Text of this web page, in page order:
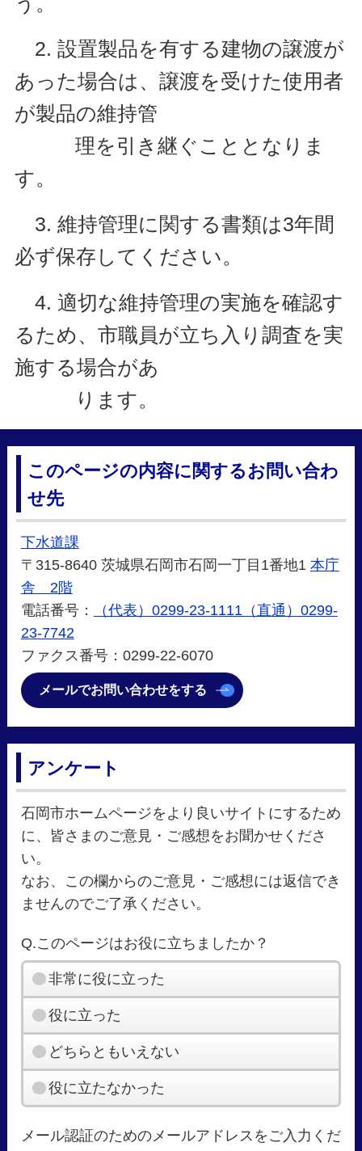
2. 設置製品を有する建物の譲渡が
あった場合は、譲渡を受けた使用者
が製品の維持管
理を引き継ぐこととなりま
す。
3. 維持管理に関する書類は3年間
必ず保存してください。
4. 適切な維持管理の実施を確認す
るため、市職員が立ち入り調査を実
施する場合があ
ります。
このページの内容に関するお問い合わ
せ先
下水道課
〒315-8640 茨城県石岡市石岡一丁目1番地1 本庁
舎 2階
電話番号：
（代表）0299-23-1111（直通）0299-
23-7742
ファクス番号：0299-22-6070
メールでお問い合わせをする
アンケート
石岡市ホームページをより良いサイトにするため
に、皆さまのご意見・ご感想をお聞かせくださ
い。
なお、この欄からのご意見・ご感想には返信でき
ませんのでご了承ください。
Q.このページはお役に立ちましたか？
非常に役に立った
役に立った
どちらともいえない
役に立たなかった
メール認証のためのメールアドレスをご入力くだ